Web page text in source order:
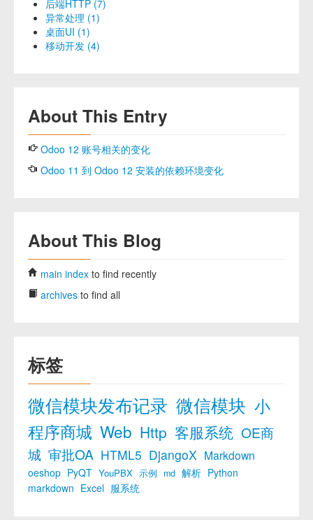
后端HTTP (7)
异常处理 (1)
桌面UI (1)
移动开发 (4)
About This Entry
Odoo 12 账号相关的变化
Odoo 11 到 Odoo 12 安装的依赖环境变化
About This Blog
main index to find recently
archives to find all
标签
微信模块发布记录 微信模块 小
程序商城 Web Http 客服系统 OE商
城 审批OA HTML5 DjangoX Markdown
oeshop PyQT YouPBX 示例 md 解析 Python
markdown Excel 服系统